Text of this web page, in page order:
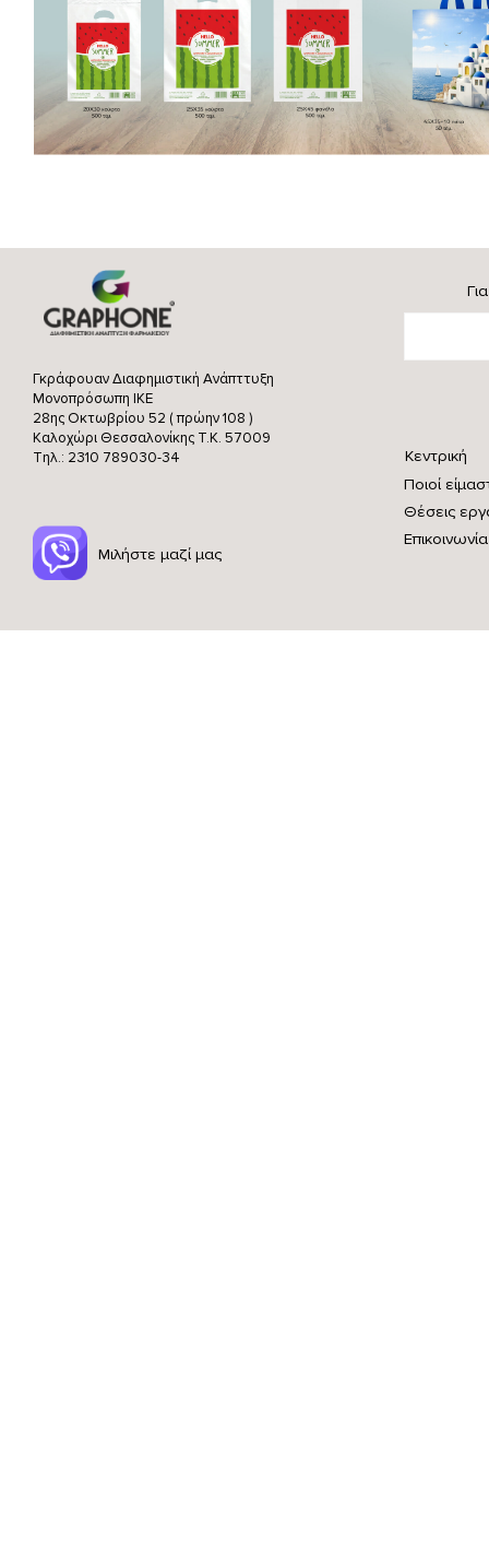
Γκράφουαν Διαφημιστική Ανάπττυξη
Μονοπρόσωπη ΙΚΕ
28ης Οκτωβρίου 52 ( πρώην 108 )
Καλοχώρι Θεσσαλονίκης Τ.Κ. 57009
Τηλ.: 2310 789030-34
Κεντρική
Ποιοί
Θέσεις
Επικοινωνία
Μιλήστε μαζί μας